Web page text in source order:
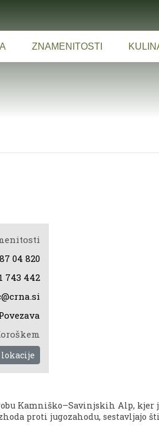
ZNAMENITOSTI
04 820
743 442
lokacije
Kamniško–Savinjskih Alp, kjer
proti jugozahodu, sestavljajo